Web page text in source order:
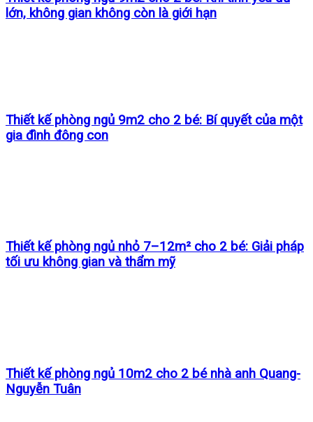
lớn, không gian không còn là giới hạn
Thiết kế phòng ngủ 9m2 cho 2 bé: Bí quyết của một
gia đình đông con
Thiết kế phòng ngủ nhỏ 7–12m² cho 2 bé: Giải pháp
tối ưu không gian và thẩm mỹ
Thiết kế phòng ngủ 10m2 cho 2 bé nhà anh Quang-
Nguyễn Tuân